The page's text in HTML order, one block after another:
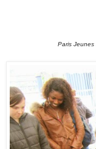
Paris Jeunes